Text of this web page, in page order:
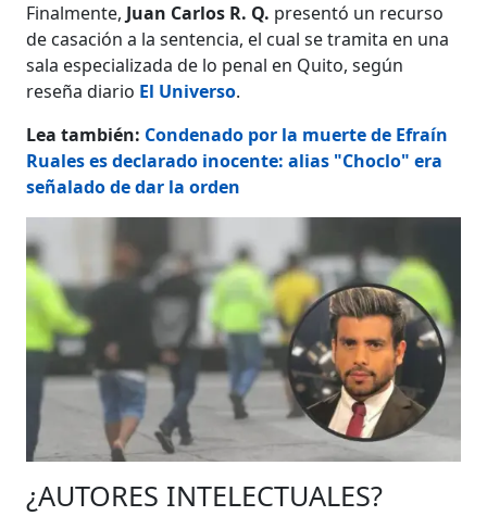
Finalmente, Juan Carlos R. Q. presentó un recurso
de casación a la sentencia, el cual se tramita en una
sala especializada de lo penal en Quito, según
reseña diario El Universo.
Lea también: Condenado por la muerte de Efraín
Ruales es declarado inocente: alias "Choclo" era
señalado de dar la orden
¿AUTORES INTELECTUALES?